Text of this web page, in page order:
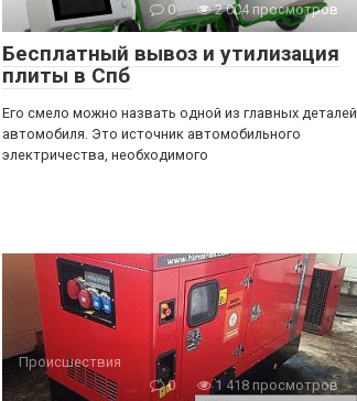
0
2 004 просмотров
Бесплатный вывоз и утилизация
плиты в Спб
Его смело можно назвать одной из главных деталей
автомобиля. Это источник автомобильного
электричества, необходимого
Происшествия
0
1 418 просмотров